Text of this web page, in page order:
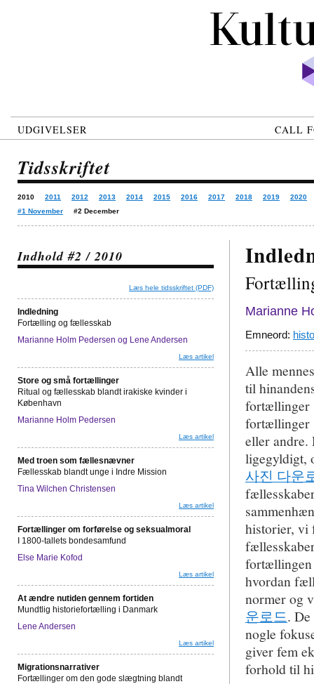
UDGIVELSER CALL
Tidsskriftet
2010 2011 2012 2013 2014 2015 2016 2017 2018 2019
2020
#1 November
#2 December
Indhold #2 / 2010
Læs hele tidsskriftet (PDF)
Indledning
Fortælling og fællesskab
Marianne Holm Pedersen og Lene Andersen
Læs artikel
Store og små fortællinger
Ritual og fællesskab blandt irakiske kvinder i
København
Marianne Holm Pedersen
Læs artikel
Med troen som fællesnævner
Fællesskab blandt unge i Indre Mission
Tina Wilchen Christensen
Læs artikel
Fortællinger om forførelse og seksualmoral
I 1800-tallets bondesamfund
Else Marie Kofod
Læs artikel
At ændre nutiden gennem fortiden
Mundtlig historiefortælling i Danmark
Lene Andersen
Læs artikel
Migrationsnarrativer
Fortællinger om den gode slægtning blandt
Marianne
Emneord:
Alle
til
fortællinger
fortællinger
eller
ligegyldigt,
사진 다운
historier, vi
fortællingen
hvordan
normer og
운로드.
nogle
giver fem
forhold til